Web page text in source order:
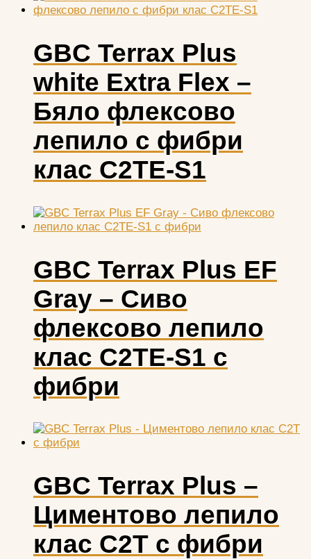
GBC Terrax Plus
white Extra Flex –
Бяло флексово
лепило с фибри
клас С2ТЕ-S1
GBC Terrax Plus EF
Grаy – Сиво
флексово лепило
клас С2TE-S1 с
фибри
GBC Terrax Plus –
Циментово лепило
клас С2T с фибри